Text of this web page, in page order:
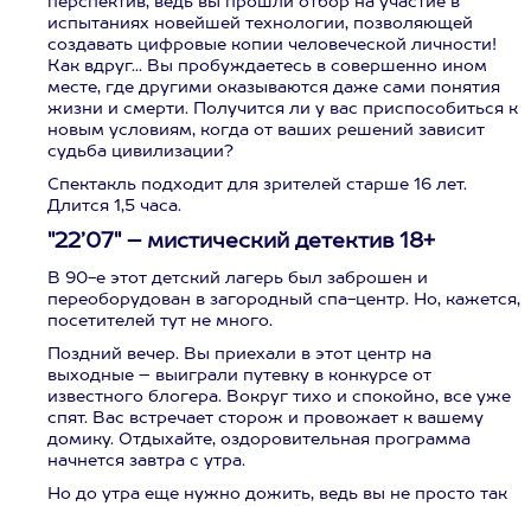
испытаниях новейшей технологии, позволяющей
создавать цифровые копии человеческой личности!
Как вдруг... Вы пробуждаетесь в совершенно ином
месте, где другими оказываются даже сами понятия
жизни и смерти. Получится ли у вас приспособиться к
новым условиям, когда от ваших решений зависит
судьба цивилизации?
Спектакль подходит для зрителей старше 16 лет.
Длится 1,5 часа.
"22’07" – мистический детектив 18+
В 90-е этот детский лагерь был заброшен и
переоборудован в загородный спа-центр. Но, кажется,
посетителей тут не много.
Поздний вечер. Вы приехали в этот центр на
выходные – выиграли путевку в конкурсе от
известного блогера. Вокруг тихо и спокойно, все уже
спят. Вас встречает сторож и провожает к вашему
домику. Отдыхайте, оздоровительная программа
начнется завтра с утра.
Но до утра еще нужно дожить, ведь вы не просто так